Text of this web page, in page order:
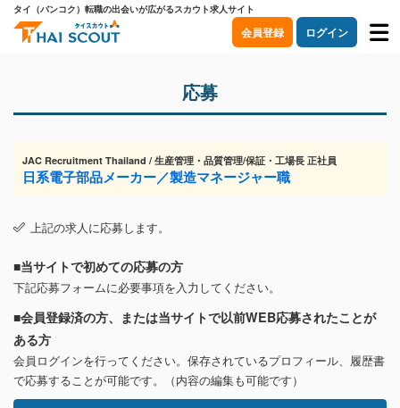
タイ（バンコク）転職の出会いが広がるスカウト求人サイト
会員登録 ログイン
応募
JAC Recruitment Thailand / 生産管理・品質管理/保証・工場長 正社員
日系電子部品メーカー／製造マネージャー職
上記の求人に応募します。
■当サイトで初めての応募の方
下記応募フォームに必要事項を入力してください。
■会員登録済の方、または当サイトで以前WEB応募されたことが
ある方
会員ログインを行ってください。保存されているプロフィール、履歴書
で応募することが可能です。（内容の編集も可能です）